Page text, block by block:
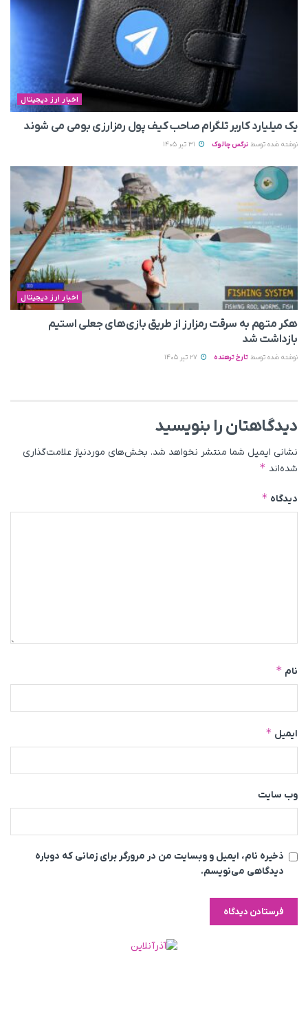
اخبار ارز دیجیتال
یک میلیارد کاربر تلگرام صاحب کیف پول رمزارزی بومی می‌ شوند
نوشته شده توسط نرگس چالوک
اخبار ارز دیجیتال
هکر متهم به سرقت رمزارز از طریق بازی‌های جعلی استیم
بازداشت شد
نوشته شده توسط تارخ ترهنده
دیدگاهتان را بنویسید
نشانی ایمیل شما منتشر نخواهد شد. بخش‌های موردنیاز علامت‌گذاری
شده‌اند *
دیدگاه *
نام *
ایمیل *
وب‌ سایت
ذخیره نام، ایمیل و وبسایت من در مرورگر برای زمانی که دوباره
دیدگاهی می‌نویسم.